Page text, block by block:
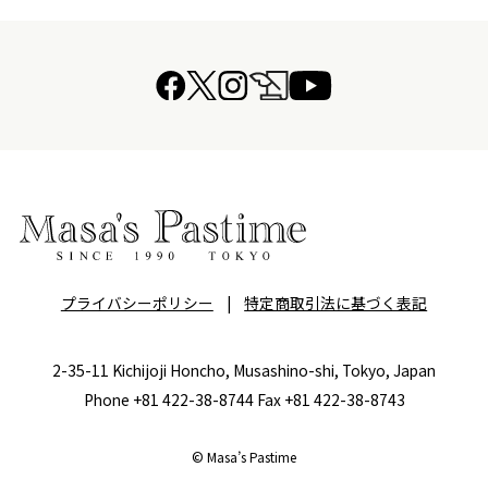
プライバシーポリシー | 特定商取引法に基づく表記
2-35-11 Kichijoji Honcho, Musashino-shi, Tokyo, Japan
Phone +81 422-38-8744 Fax +81 422-38-8743
© Masa’s Pastime